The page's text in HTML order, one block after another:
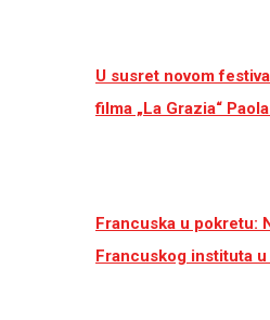
U susret novom
filma „La Grazia“
Francuska u pokretu:
Francuskog instituta